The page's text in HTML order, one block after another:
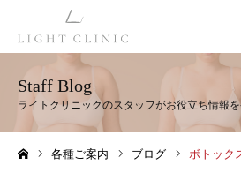
Staff Blog
各種ご案内 ブログ ボトックス注